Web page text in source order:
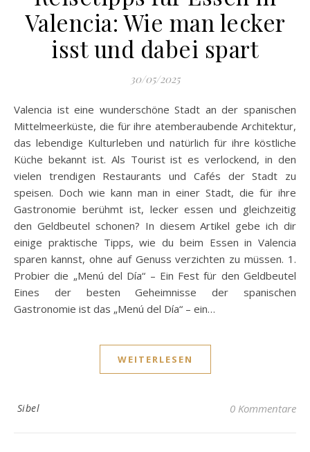
Valencia: Wie man lecker
isst und dabei spart
30/05/2025
Valencia ist eine wunderschöne Stadt an der spanischen
Mittelmeerküste, die für ihre atemberaubende Architektur,
das lebendige Kulturleben und natürlich für ihre köstliche
Küche bekannt ist. Als Tourist ist es verlockend, in den
vielen trendigen Restaurants und Cafés der Stadt zu
speisen. Doch wie kann man in einer Stadt, die für ihre
Gastronomie berühmt ist, lecker essen und gleichzeitig
den Geldbeutel schonen? In diesem Artikel gebe ich dir
einige praktische Tipps, wie du beim Essen in Valencia
sparen kannst, ohne auf Genuss verzichten zu müssen. 1.
Probier die „Menú del Día“ – Ein Fest für den Geldbeutel
Eines der besten Geheimnisse der spanischen
Gastronomie ist das „Menú del Día“ – ein…
WEITERLESEN
Sibel 0 Kommentare